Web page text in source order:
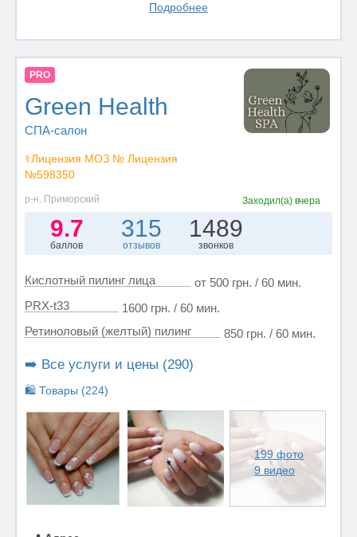
Подробнее
PRO
Green Health
СПА-салон
⚕️Лицензия МОЗ № Лицензия
№598350
р-н. Приморский Заходил(а) вчера
9.7
баллов
315
отзывов
1489
звонков
Кислотный пилинг лица
от 500 грн. / 60 мин.
PRX-t33
1600 грн. / 60 мин.
Ретиноловый (желтый) пилинг
850 грн. / 60 мин.
➡️ Все услуги и цены (290)
🛍️ Товары (224)
199 фото
9 видео